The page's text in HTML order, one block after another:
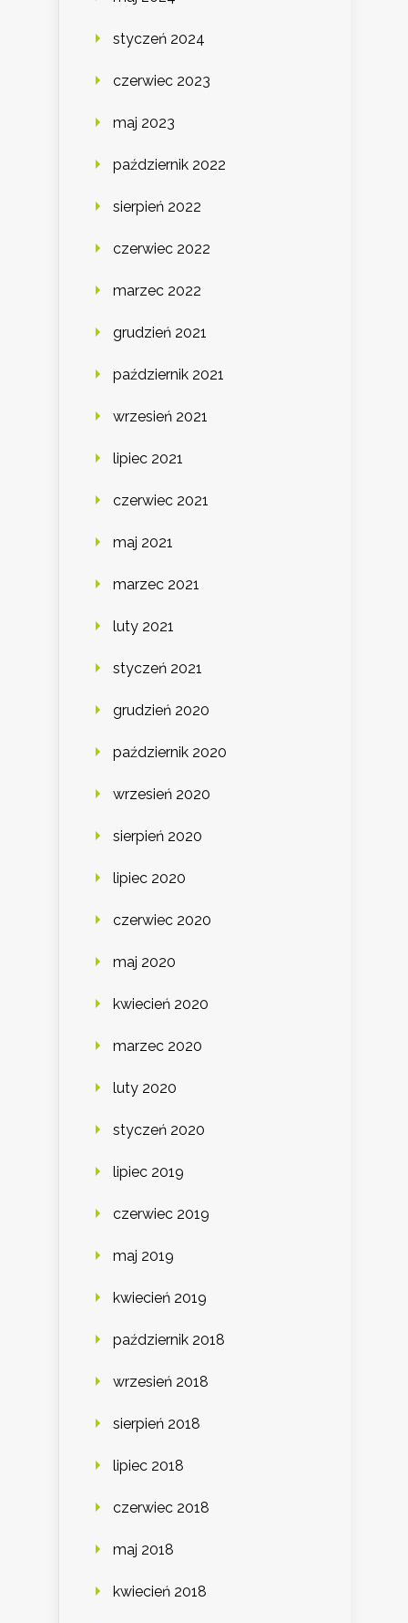
styczeń 2024
czerwiec 2023
maj 2023
październik 2022
sierpień 2022
czerwiec 2022
marzec 2022
grudzień 2021
październik 2021
wrzesień 2021
lipiec 2021
czerwiec 2021
maj 2021
marzec 2021
luty 2021
styczeń 2021
grudzień 2020
październik 2020
wrzesień 2020
sierpień 2020
lipiec 2020
czerwiec 2020
maj 2020
kwiecień 2020
marzec 2020
luty 2020
styczeń 2020
lipiec 2019
czerwiec 2019
maj 2019
kwiecień 2019
październik 2018
wrzesień 2018
sierpień 2018
lipiec 2018
czerwiec 2018
maj 2018
kwiecień 2018